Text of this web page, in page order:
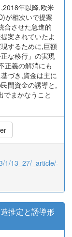
年以降,欧米
が相次いで提案
合させた急進的
案されていたよ
するために,巨額
な移行」の実現
正義の解消にも
づき,資金は主に
間資金の誘導と,
でまかなうこと
1/13_27/_article/-
推定と誘導形